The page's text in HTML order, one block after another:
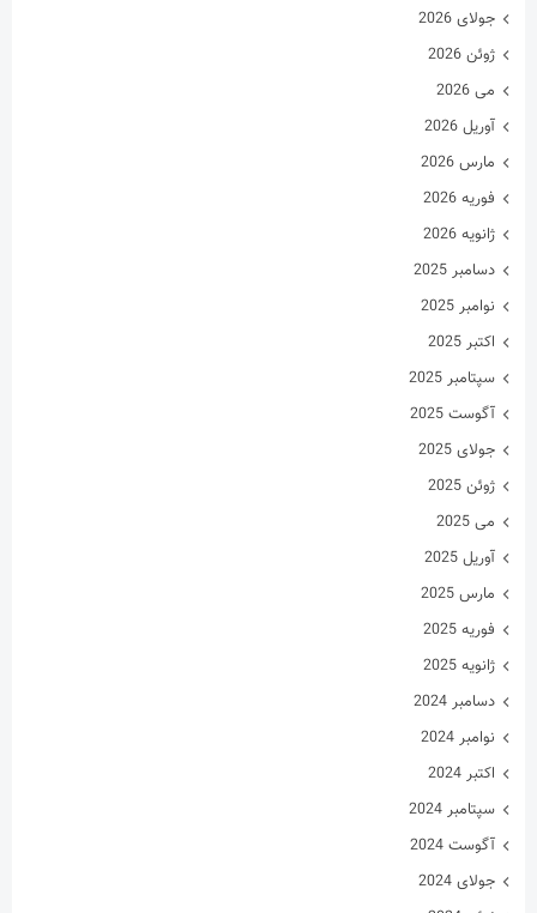
جولای 2026
ژوئن 2026
می 2026
آوریل 2026
مارس 2026
فوریه 2026
ژانویه 2026
دسامبر 2025
نوامبر 2025
اکتبر 2025
سپتامبر 2025
آگوست 2025
جولای 2025
ژوئن 2025
می 2025
آوریل 2025
مارس 2025
فوریه 2025
ژانویه 2025
دسامبر 2024
نوامبر 2024
اکتبر 2024
سپتامبر 2024
آگوست 2024
جولای 2024